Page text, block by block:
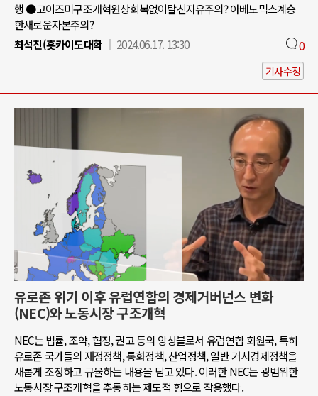
행 ●고이즈미구조개혁원상회복없이탈신자유주의? 아베노믹스계승
한새로운자본주의?
최석진(홋카이도대학
2024.06.17. 13:30 0
기사수정
유로존 위기 이후 유럽연합의 경제거버넌스 변화
(NEC)와 노동시장 구조개혁
NEC는 법률, 조약, 협정, 권고 등의 앙상블로서 유럽연합 회원국, 특히
유로존 국가들의 재정정책, 통화정책, 산업정책, 일반 거시경제정책을
새롭게 조정하고 규율하는 내용을 담고 있다. 이러한 NEC는 광범위한
노동시장 구조개혁을 추동하는 제도적 힘으로 작용했다.